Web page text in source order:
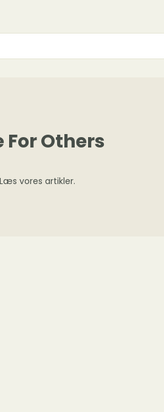
Others
vores artikler.